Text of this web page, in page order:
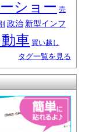
ショー 売
政治 新型インフ
車 買い越し
タグ一覧を見る